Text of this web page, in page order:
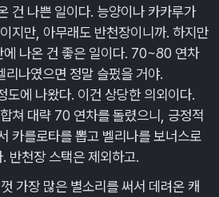
건 나쁜 일이다. 능양이나 카카루가
지만, 아무래도 반천장이니까. 하지만
나온 건 좋은 일이다. 70~80 연차
리나였으면 정말 슬펐을 거야.
도에 나왔다. 이건 상당한 의외이다.
쳐 대략 70 연차를 돌렸으니, 긍정적
카를로타를 뽑고 벨리나를 보너스로
반천장 스택은 제외하고.
가장 많은 별소리를 써서 데려온 캐